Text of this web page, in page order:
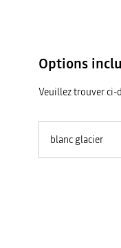
Options
Veuillez trouver ci-
blanc glacier